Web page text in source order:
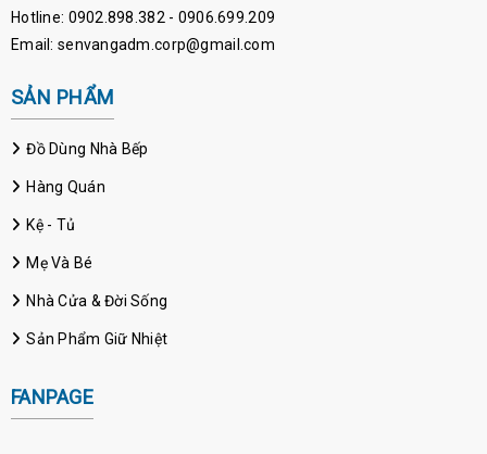
Hotline: 0902.898.382 - 0906.699.209
Email: senvangadm.corp@gmail.com
SẢN PHẨM
Đồ Dùng Nhà Bếp
Hàng Quán
Kệ - Tủ
Mẹ Và Bé
Nhà Cửa & Đời Sống
Sản Phẩm Giữ Nhiệt
FANPAGE